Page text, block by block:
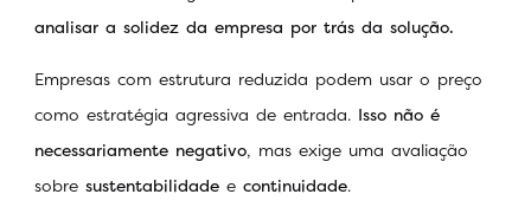
analisar a solidez da empresa por trás da solução.
Empresas com estrutura reduzida podem usar o preço
como estratégia agressiva de entrada. Isso não é
necessariamente negativo, mas exige uma avaliação
sobre sustentabilidade e continuidade.